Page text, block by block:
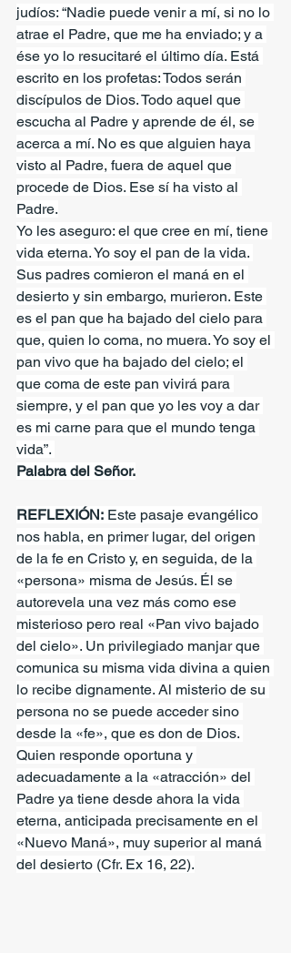
judíos: “Nadie puede venir a mí, si no lo
atrae el Padre, que me ha enviado; y a
ése yo lo resucitaré el último día. Está
escrito en los profetas: Todos serán
discípulos de Dios. Todo aquel que
escucha al Padre y aprende de él, se
acerca a mí. No es que alguien haya
visto al Padre, fuera de aquel que
procede de Dios. Ese sí ha visto al
Padre.
Yo les aseguro: el que cree en mí, tiene
vida eterna. Yo soy el pan de la vida.
Sus padres comieron el maná en el
desierto y sin embargo, murieron. Este
es el pan que ha bajado del cielo para
que, quien lo coma, no muera. Yo soy el
pan vivo que ha bajado del cielo; el
que coma de este pan vivirá para
siempre, y el pan que yo les voy a dar
es mi carne para que el mundo tenga
vida”.
Palabra del Señor.
REFLEXIÓN: Este pasaje evangélico
nos habla, en primer lugar, del origen
de la fe en Cristo y, en seguida, de la
«persona» misma de Jesús. Él se
autorevela una vez más como ese
misterioso pero real «Pan vivo bajado
del cielo». Un privilegiado manjar que
comunica su misma vida divina a quien
lo recibe dignamente. Al misterio de su
persona no se puede acceder sino
desde la «fe», que es don de Dios.
Quien responde oportuna y
adecuadamente a la «atracción» del
Padre ya tiene desde ahora la vida
eterna, anticipada precisamente en el
«Nuevo Maná», muy superior al maná
del desierto (Cfr. Ex 16, 22).